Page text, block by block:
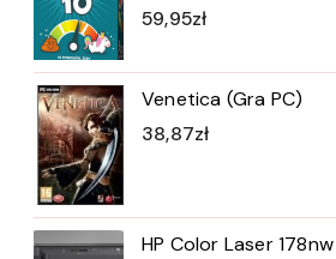
59,95zł
Venetica (Gra PC)
38,87zł
HP Color Laser 178nw